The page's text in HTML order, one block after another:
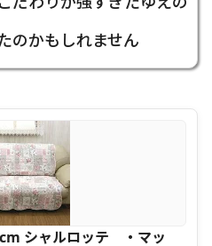
のかもしれません
シャルロッテ ・マッ